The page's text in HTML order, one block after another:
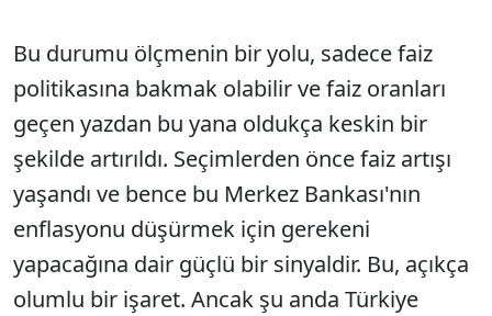
Bu durumu ölçmenin bir yolu, sadece faiz
politikasına bakmak olabilir ve faiz oranları
geçen yazdan bu yana oldukça keskin bir
şekilde artırıldı. Seçimlerden önce faiz artışı
yaşandı ve bence bu Merkez Bankası'nın
enflasyonu düşürmek için gerekeni
yapacağına dair güçlü bir sinyaldir. Bu, açıkça
olumlu bir işaret. Ancak şu anda Türkiye